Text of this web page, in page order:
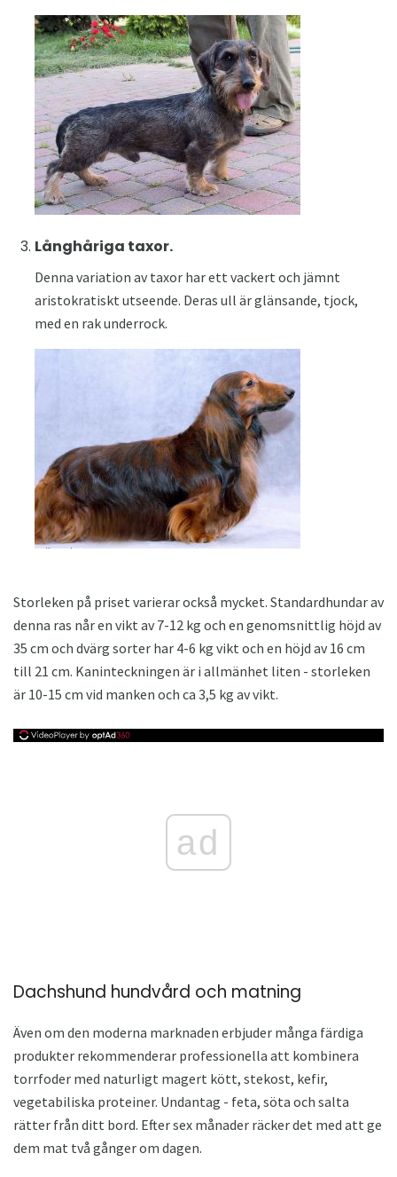
Långhåriga taxor.
Denna variation av taxor har ett vackert och jämnt
aristokratiskt utseende. Deras ull är glänsande, tjock,
med en rak underrock.
Storleken på priset varierar också mycket. Standardhundar av
denna ras når en vikt av 7-12 kg och en genomsnittlig höjd av
35 cm och dvärg sorter har 4-6 kg vikt och en höjd av 16 cm
till 21 cm. Kaninteckningen är i allmänhet liten - storleken
är 10-15 cm vid manken och ca 3,5 kg av vikt.
ad
Dachshund hundvård och matning
Även om den moderna marknaden erbjuder många färdiga
produkter rekommenderar professionella att kombinera
torrfoder med naturligt magert kött, stekost, kefir,
vegetabiliska proteiner. Undantag - feta, söta och salta
rätter från ditt bord. Efter sex månader räcker det med att ge
dem mat två gånger om dagen.